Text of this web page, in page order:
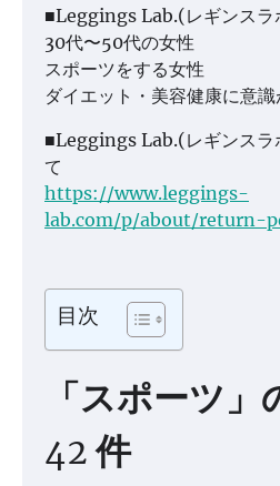
■Leggings Lab.(レギンスラ
30代〜50代の女性
スポーツをする女性
ダイエット・美容健康に意
■Leggings Lab.(レギンスラ
て
https://www.leggings-
lab.com/p/about/return-
目次
「スポーツ
42 件